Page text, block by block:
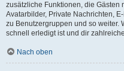
zusätzliche Funktionen, die Gästen
Avatarbilder, Private Nachrichten,
zu Benutzergruppen und so weiter.
schnell erledigt ist und dir
Nach oben